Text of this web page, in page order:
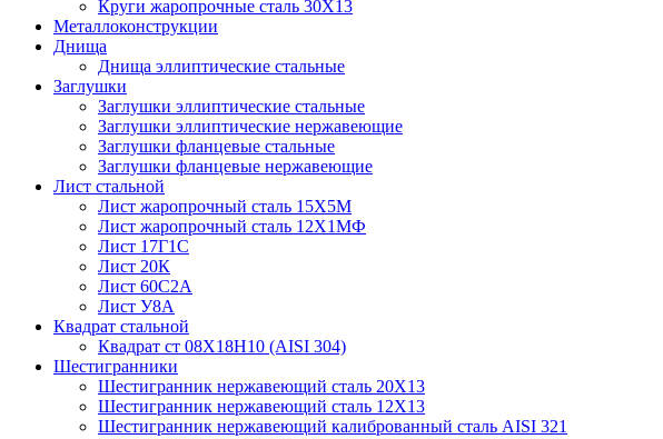
Круги жаропрочные сталь 30Х13
Металлоконструкции
Днища
Днища эллиптические стальные
Заглушки
Заглушки эллиптические стальные
Заглушки эллиптические нержавеющие
Заглушки фланцевые стальные
Заглушки фланцевые нержавеющие
Лист стальной
Лист жаропрочный сталь 15Х5М
Лист жаропрочный сталь 12Х1МФ
Лист 17Г1С
Лист 20К
Лист 60С2А
Лист У8А
Квадрат стальной
Квадрат ст 08Х18Н10 (AISI 304)
Шестигранники
Шестигранник нержавеющий сталь 20Х13
Шестигранник нержавеющий сталь 12Х13
Шестигранник нержавеющий калиброванный сталь AISI 321